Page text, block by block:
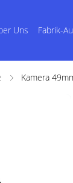
Uns Fabrik-
Kamera